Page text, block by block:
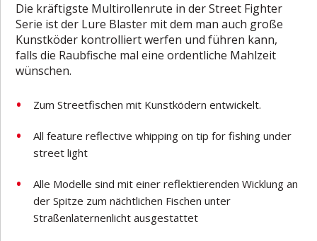
Die kräftigste Multirollenrute in der Street Fighter
Serie ist der Lure Blaster mit dem man auch große
Kunstköder kontrolliert werfen und führen kann,
falls die Raubfische mal eine ordentliche Mahlzeit
wünschen.
Zum Streetfischen mit Kunstködern entwickelt.
All feature reflective whipping on tip for fishing under
street light
Alle Modelle sind mit einer reflektierenden Wicklung an
der Spitze zum nächtlichen Fischen unter
Straßenlaternenlicht ausgestattet